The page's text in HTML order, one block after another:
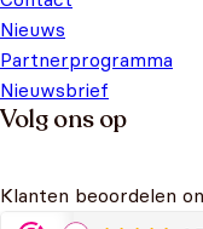
Nieuws
Partnerprogramma
Nieuwsbrief
Volg ons op
Klanten beoordelen